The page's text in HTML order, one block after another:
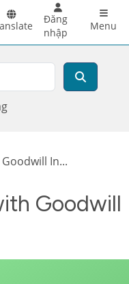
Đăng
nhập
Menu
In...
Goodwill